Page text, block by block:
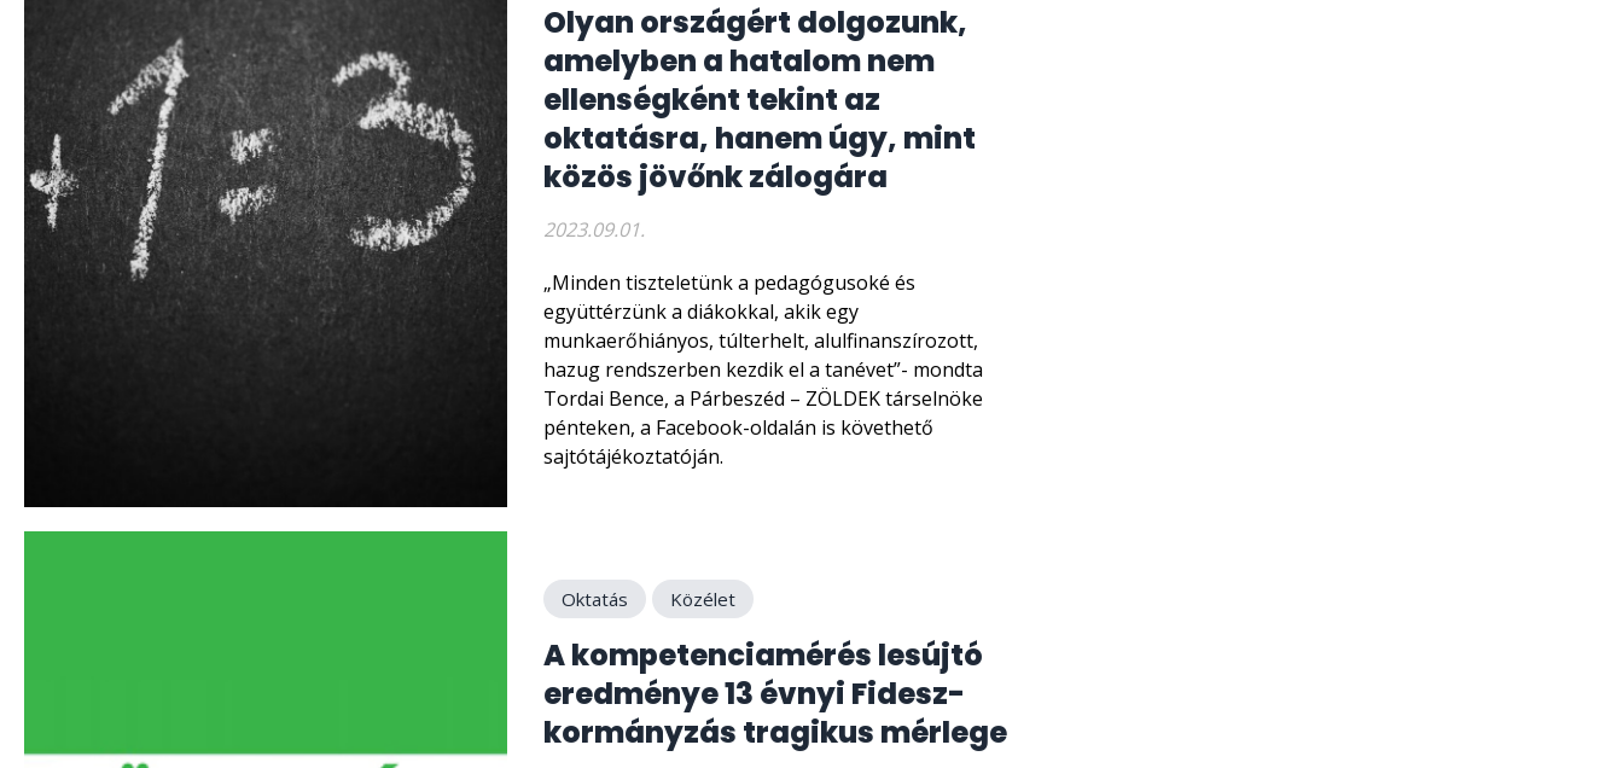
Olyan országért dolgozunk,
amelyben a hatalom nem
ellenségként tekint az
oktatásra, hanem úgy, mint
közös jövőnk zálogára
2023.09.01.
„Minden tiszteletünk a pedagógusoké és
együttérzünk a diákokkal, akik egy
munkaerőhiányos, túlterhelt, alulfinanszírozott,
hazug rendszerben kezdik el a tanévet”- mondta
Tordai Bence, a Párbeszéd – ZÖLDEK társelnöke
pénteken, a Facebook-oldalán is követhető
sajtótájékoztatóján.
Oktatás Közélet
A kompetenciamérés lesújtó
eredménye 13 évnyi Fidesz-
kormányzás tragikus mérlege